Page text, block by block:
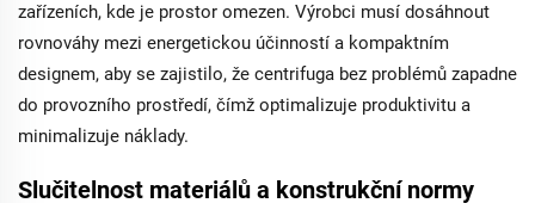
zařízeních, kde je prostor omezen. Výrobci musí dosáhnout
rovnováhy mezi energetickou účinností a kompaktním
designem, aby se zajistilo, že centrifuga bez problémů zapadne
do provozního prostředí, čímž optimalizuje produktivitu a
minimalizuje náklady.
Slučitelnost materiálů a konstrukční normy